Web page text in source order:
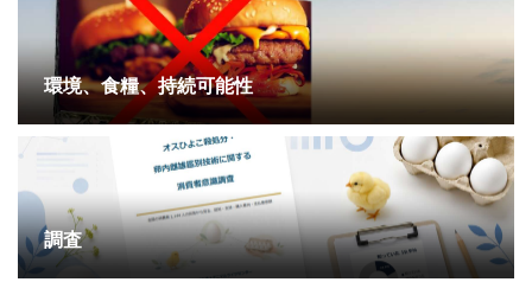
環境、食糧、持続可能性
調査